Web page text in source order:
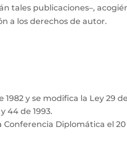
tales publicaciones–,
a los derechos de autor.
y se modifica la Ley 29
44 de 1993.
Diplomática el